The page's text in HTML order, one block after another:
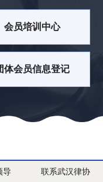
会员培训中心
体会员信息登记
导 联系武汉律协